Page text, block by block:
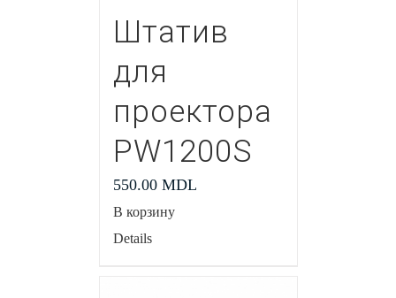
Штатив
для
проектора
PW1200S
550.00 MDL
В корзину
Details